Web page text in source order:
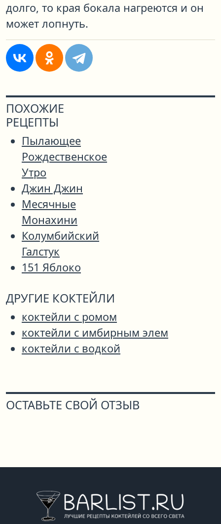
долго, то края бокала нагреются и он
может лопнуть.
ПОХОЖИЕ
РЕЦЕПТЫ
Пылающее
Рождественское
Утро
Джин Джин
Месячные
Монахини
Колумбийский
Галстук
151 Яблоко
ДРУГИЕ КОКТЕЙЛИ
коктейли с ромом
коктейли с имбирным элем
коктейли с водкой
ОСТАВЬТЕ СВОЙ ОТЗЫВ